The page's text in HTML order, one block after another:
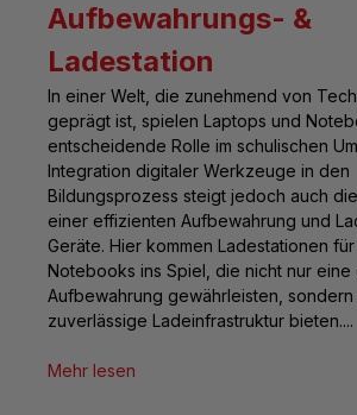
Aufbewahrungs- &
Ladestation
In einer Welt, die zunehmend von
geprägt ist, spielen Laptops und
entscheidende Rolle im schulischen
Integration digitaler Werkzeuge in den
Bildungsprozess steigt jedoch auch
einer effizienten Aufbewahrung und
Geräte. Hier kommen Ladestationen
Notebooks ins Spiel, die nicht nur
Aufbewahrung gewährleisten, sondern
zuverlässige Ladeinfrastruktur bieten....
Mehr lesen